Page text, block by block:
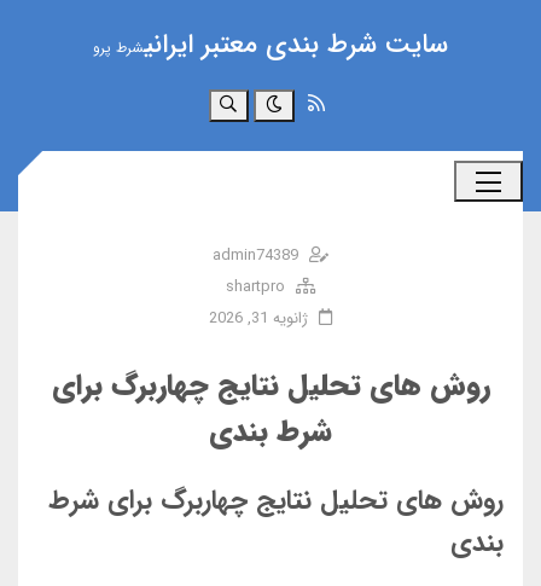
سایت شرط بندی معتبر ایرانیشرط پرو
جستجو
admin74389
shartpro
ژانویه 31, 2026
روش‌ های تحلیل نتایج چهاربرگ برای
شرط بندی
روش های تحلیل نتایج چهاربرگ برای شرط
بندی